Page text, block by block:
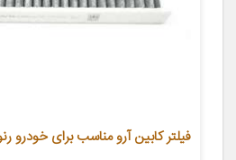
فیلتر کابین آرو مناسب برای خودرو رنو